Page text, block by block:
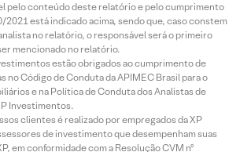
pelo conteúdo deste relatório e pelo cumprimento
2021 está indicado acima, sendo que, caso constem
no relatório, o responsável será o primeiro
mencionado no relatório.
estão obrigados ao cumprimento de
no Código de Conduta da APIMEC Brasil para o
e na Política de Conduta dos Analistas de
Investimentos.
clientes é realizado por empregados da XP
de investimento que desempenham suas
em conformidade com a Resolução CVM nº